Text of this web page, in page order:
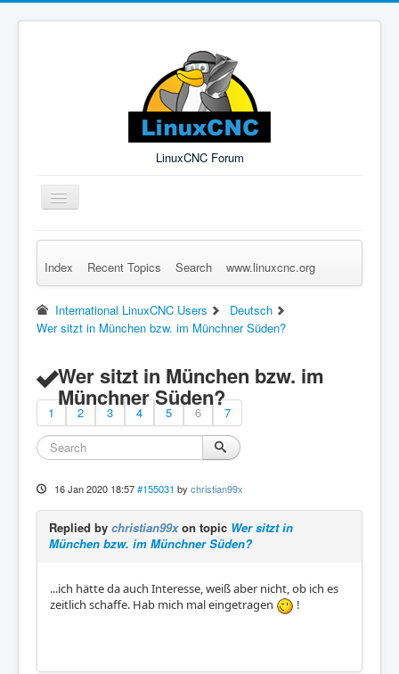
LinuxCNC Forum
Toggle
Navigation
Remember Me Log in Forgot Login? Sign up
Index Recent Topics Search www.linuxcnc.org
International LinuxCNC Users
Deutsch
Wer sitzt in München bzw. im Münchner Süden?
Wer sitzt in München bzw. im
Münchner Süden?
1 2 3 4 5 6 7
16 Jan 2020 18:57 #155031 by christian99x
Replied by christian99xon topic Wer sitzt in
München bzw. im Münchner Süden?
...ich hätte da auch Interesse, weiß aber nicht, ob ich es
zeitlich schaffe. Hab mich mal eingetragen
!